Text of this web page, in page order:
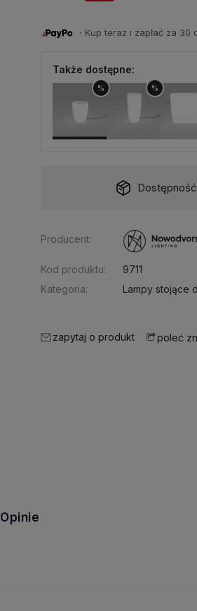
・Kup teraz i zapłać za 30
Także dostępne:
% %
Producent:
Kod produktu:
9711
Kategoria:
Lampy stojące
zapytaj o produkt poleć
Opinie